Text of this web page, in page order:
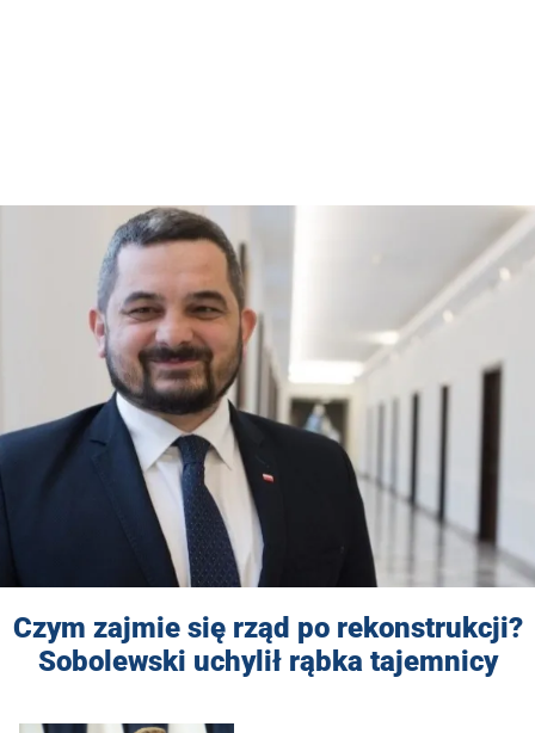
Czym zajmie się rząd po rekonstrukcji?
Sobolewski uchylił rąbka tajemnicy